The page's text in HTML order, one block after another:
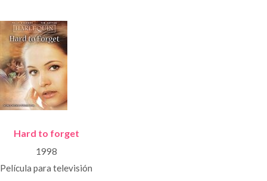
Hard to forget
1998
Película para televisión